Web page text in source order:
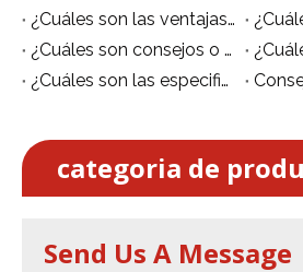
¿Cuáles son las ventajas de los andamios de aleación de aluminio en comparación con los andamios de acero?
¿Cuáles son ​consejos o sugerencias para utilizar un andamio móvil de aluminio?
¿Cuáles son las especificaciones de los andamios de aluminio?
categoria de
Send Us A Message